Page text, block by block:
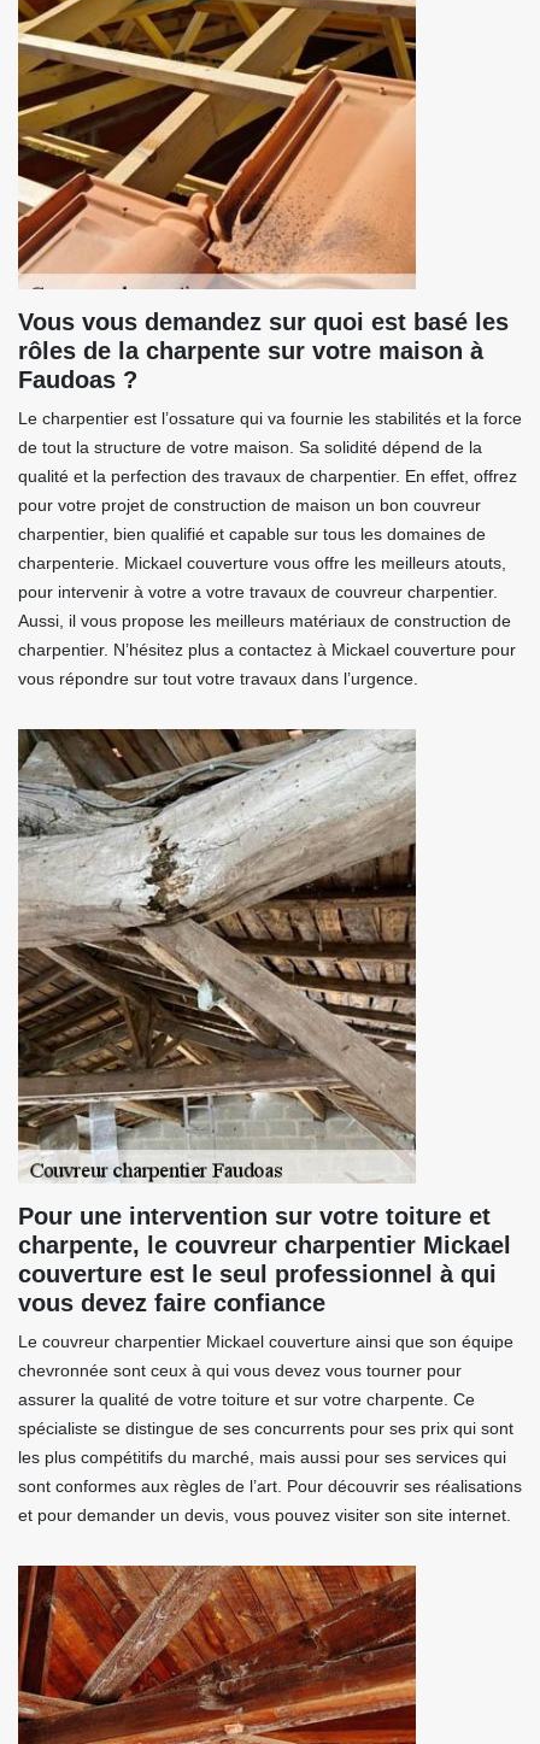
Vous vous demandez sur quoi est basé les
rôles de la charpente sur votre maison à
Faudoas ?
Le charpentier est l’ossature qui va fournie les stabilités et la force
de tout la structure de votre maison. Sa solidité dépend de la
qualité et la perfection des travaux de charpentier. En effet, offrez
pour votre projet de construction de maison un bon couvreur
charpentier, bien qualifié et capable sur tous les domaines de
charpenterie. Mickael couverture vous offre les meilleurs atouts,
pour intervenir à votre a votre travaux de couvreur charpentier.
Aussi, il vous propose les meilleurs matériaux de construction de
charpentier. N’hésitez plus a contactez à Mickael couverture pour
vous répondre sur tout votre travaux dans l’urgence.
Pour une intervention sur votre toiture et
charpente, le couvreur charpentier Mickael
couverture est le seul professionnel à qui
vous devez faire confiance
Le couvreur charpentier Mickael couverture ainsi que son équipe
chevronnée sont ceux à qui vous devez vous tourner pour
assurer la qualité de votre toiture et sur votre charpente. Ce
spécialiste se distingue de ses concurrents pour ses prix qui sont
les plus compétitifs du marché, mais aussi pour ses services qui
sont conformes aux règles de l’art. Pour découvrir ses réalisations
et pour demander un devis, vous pouvez visiter son site internet.